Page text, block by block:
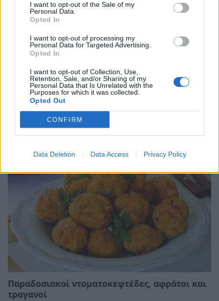
I want to opt-out of the Sale of my
Personal Data.
Opted In
I want to opt-out of processing my
Personal Data for Targeted Advertising.
Opted In
I want to opt-out of Collection, Use,
Retention, Sale, and/or Sharing of my
Personal Data that Is Unrelated with the
Purposes for which it was collected.
Opted Out
CONFIRM
Data Deletion Data Access Privacy Policy
Μιλφέιγ χωρίς ζάχαρη με λαχταριστή κρέμα
βανίλιας
Παραδοσιακοί ντοματοκεφτέδες, αφράτοι και
τραγανοί